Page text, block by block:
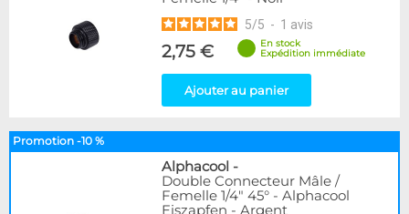
5/5 - 1 avis
2,75 €
En stock
Expédition immédiate
Ajouter au panier
Promotion -10 %
Alphacool -
Double Connecteur Mâle /
Femelle 1/4" 45° - Alphacool
Eiszapfen - Argent